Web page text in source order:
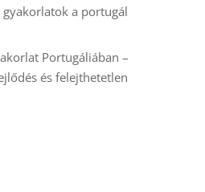
a portugál
Portugáliában –
és felejthetetlen